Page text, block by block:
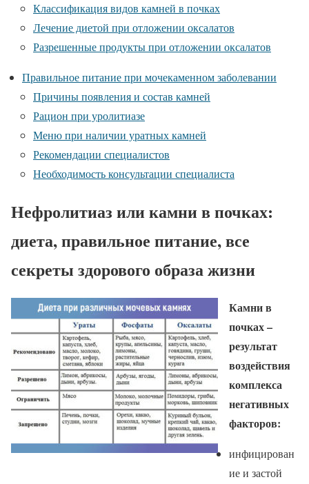
Классификация видов камней в почках
Лечение диетой при отложении оксалатов
Разрешенные продукты при отложении оксалатов
Правильное питание при мочекаменном заболевании
Причины появления и состав камней
Рацион при уролитиазе
Меню при наличии уратных камней
Рекомендации специалистов
Необходимость консультации специалиста
Нефролитиаз или камни в почках:
диета, правильное питание, все
секреты здорового образа жизни
Камни в
почках –
результат
воздействия
комплекса
негативных
факторов:
инфицирован
ие и застой